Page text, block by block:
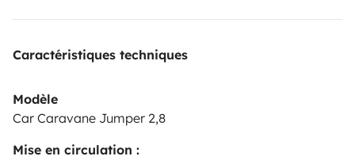
Caractéristiques techniques
Modèle
Car Caravane Jumper 2,8
Mise en circulation :